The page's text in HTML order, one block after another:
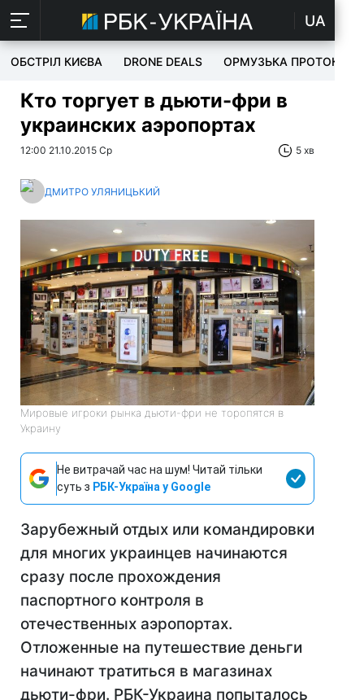
UA
ОБСТРІЛ КИЄВА DRONE DEALS ОРМУЗЬКА ПРОТОКА
Кто торгует в дьюти-фри в
украинских аэропортах
12:00 21.10.2015 Ср 5 хв
ДМИТРО УЛЯНИЦЬКИЙ
Мировые игроки рынка дьюти-фри не торопятся в
Украину
Не витрачай час на шум! Читай тільки
суть з РБК-Україна у Google
Зарубежный отдых или командировки
для многих украинцев начинаются
сразу после прохождения
паспортного контроля в
отечественных аэропортах.
Отложенные на путешествие деньги
начинают тратиться в магазинах
дьюти-фри. РБК-Украина попыталось